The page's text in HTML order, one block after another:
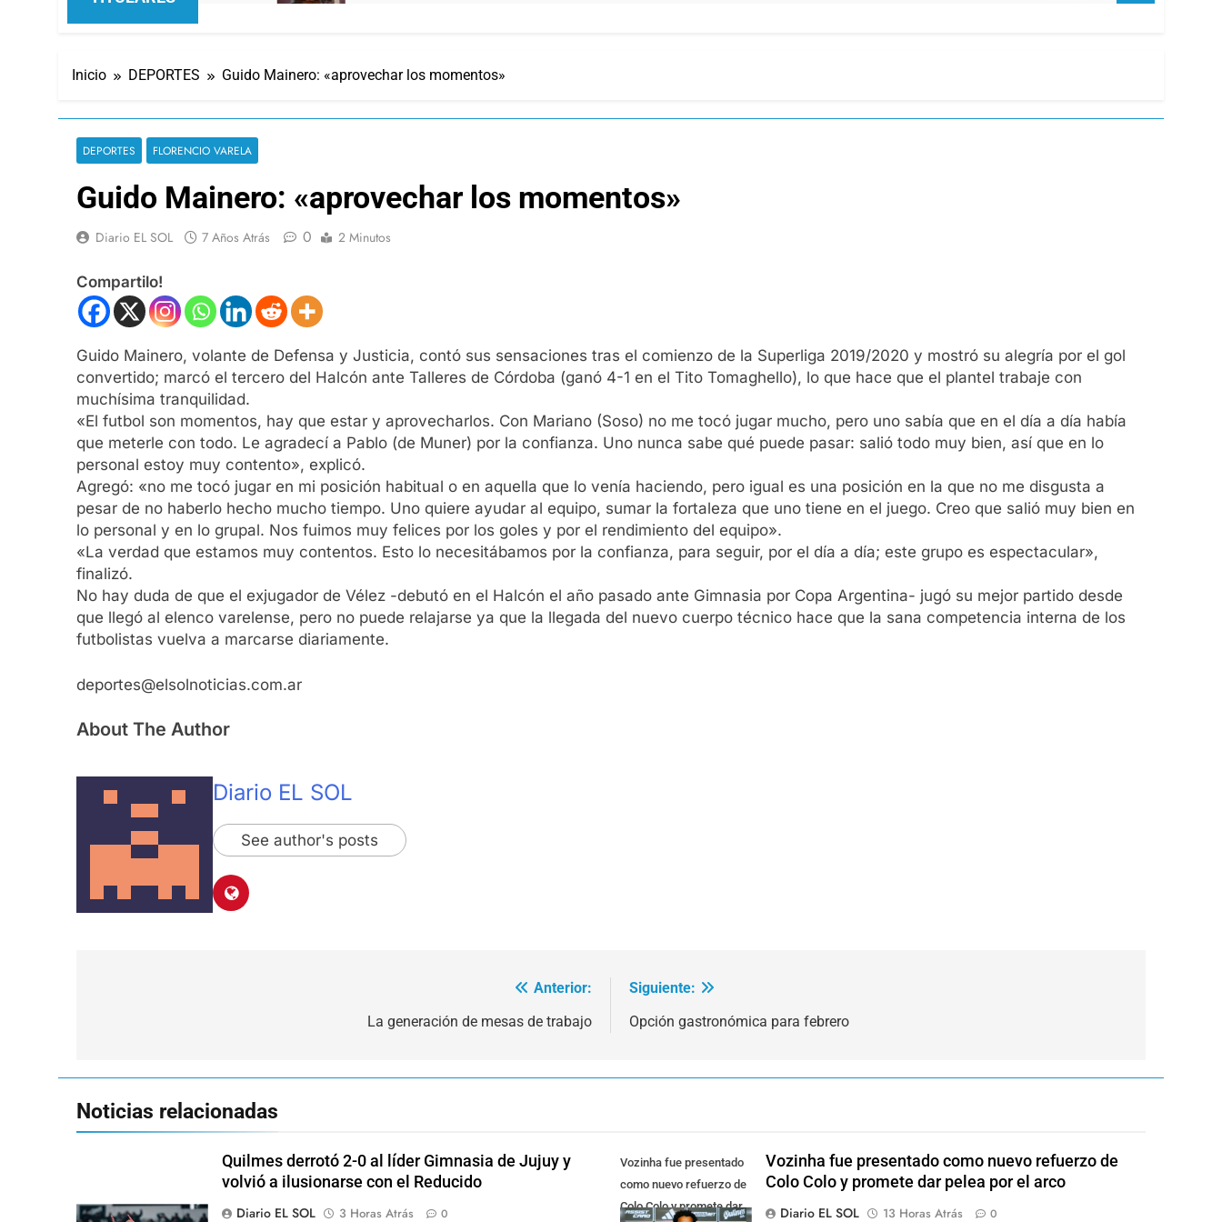
Inicio DEPORTES Guido Mainero: «aprovechar los momentos»
DEPORTES FLORENCIO VARELA
Guido Mainero: «aprovechar los momentos»
Diario EL SOL 7 Años Atrás 0 2 Minutos
Compartilo!
Guido Mainero, volante de Defensa y Justicia, contó sus sensaciones tras el comienzo de la Superliga 2019/2020 y mostró su alegría por el gol
convertido; marcó el tercero del Halcón ante Talleres de Córdoba (ganó 4-1 en el Tito Tomaghello), lo que hace que el plantel trabaje con
muchísima tranquilidad.
«El futbol son momentos, hay que estar y aprovecharlos. Con Mariano (Soso) no me tocó jugar mucho, pero uno sabía que en el día a día había
que meterle con todo. Le agradecí a Pablo (de Muner) por la confianza. Uno nunca sabe qué puede pasar: salió todo muy bien, así que en lo
personal estoy muy contento», explicó.
Agregó: «no me tocó jugar en mi posición habitual o en aquella que lo venía haciendo, pero igual es una posición en la que no me disgusta a
pesar de no haberlo hecho mucho tiempo. Uno quiere ayudar al equipo, sumar la fortaleza que uno tiene en el juego. Creo que salió muy bien en
lo personal y en lo grupal. Nos fuimos muy felices por los goles y por el rendimiento del equipo».
«La verdad que estamos muy contentos. Esto lo necesitábamos por la confianza, para seguir, por el día a día; este grupo es espectacular»,
finalizó.
No hay duda de que el exjugador de Vélez -debutó en el Halcón el año pasado ante Gimnasia por Copa Argentina- jugó su mejor partido desde
que llegó al elenco varelense, pero no puede relajarse ya que la llegada del nuevo cuerpo técnico hace que la sana competencia interna de los
futbolistas vuelva a marcarse diariamente.
deportes@elsolnoticias.com.ar
About The Author
Diario EL SOL
See author's posts
Anterior:
La generación de mesas de trabajo
Siguiente:
Opción gastronómica para febrero
Noticias relacionadas
Quilmes derrotó 2-0 al líder Gimnasia de Jujuy y
volvió a ilusionarse con el Reducido
Diario EL SOL
3 Horas Atrás 0
Vozinha fue presentado
como nuevo refuerzo de
Colo Colo y promete dar
Vozinha fue presentado como nuevo refuerzo de
Colo Colo y promete dar pelea por el arco
Diario EL SOL
13 Horas Atrás 0